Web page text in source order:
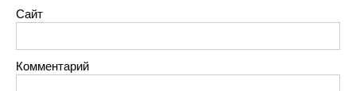
Сайт
Комментарий